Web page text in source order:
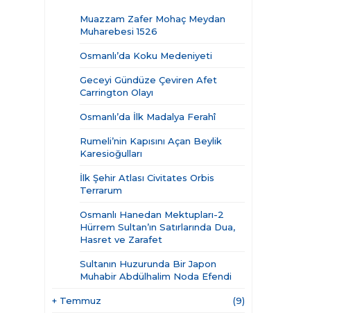
Muazzam Zafer Mohaç Meydan
Muharebesi 1526
Osmanlı’da Koku Medeniyeti
Geceyi Gündüze Çeviren Afet
Carrington Olayı
Osmanlı’da İlk Madalya Ferahî
Rumeli’nin Kapısını Açan Beylik
Karesioğulları
İlk Şehir Atlası Civitates Orbis
Terrarum
Osmanlı Hanedan Mektupları-2
Hürrem Sultan’ın Satırlarında Dua,
Hasret ve Zarafet
Sultanın Huzurunda Bir Japon
Muhabir Abdülhalim Noda Efendi
+ Temmuz (9)